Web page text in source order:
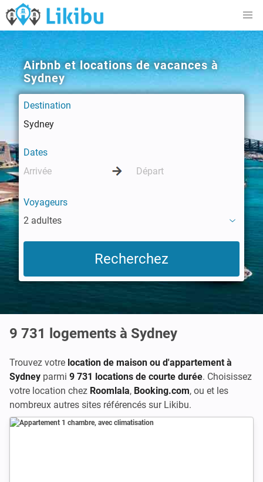
Airbnb et locations de vacances à
Sydney
Destination
Dates
Voyageurs
2 adultes
9 731 logements à Sydney
Trouvez votre location de maison ou d'appartement à
Sydney parmi 9 731 locations de courte durée. Choisissez
votre location chez Roomlala, Booking.com, ou et les
nombreux autres sites référencés sur Likibu.